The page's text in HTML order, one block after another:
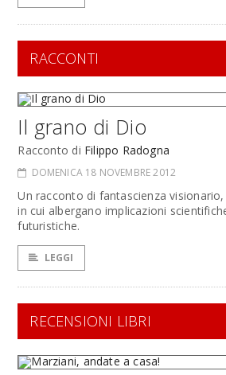
RACCONTI
Il grano di Dio
Racconto di Filippo Radogna
DOMENICA 18 NOVEMBRE 2012
Un racconto di fantascienza
in cui albergano implicazioni
futuristiche.
LEGGI
RECENSIONI LIBRI